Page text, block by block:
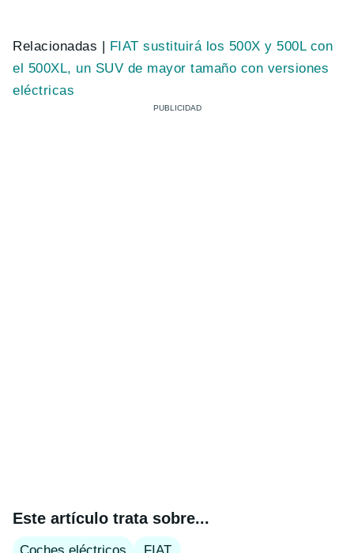
Relacionadas | FIAT sustituirá los 500X y 500L con
el 500XL, un SUV de mayor tamaño con versiones
eléctricas
Este artículo trata sobre...
Coches eléctricos
FIAT